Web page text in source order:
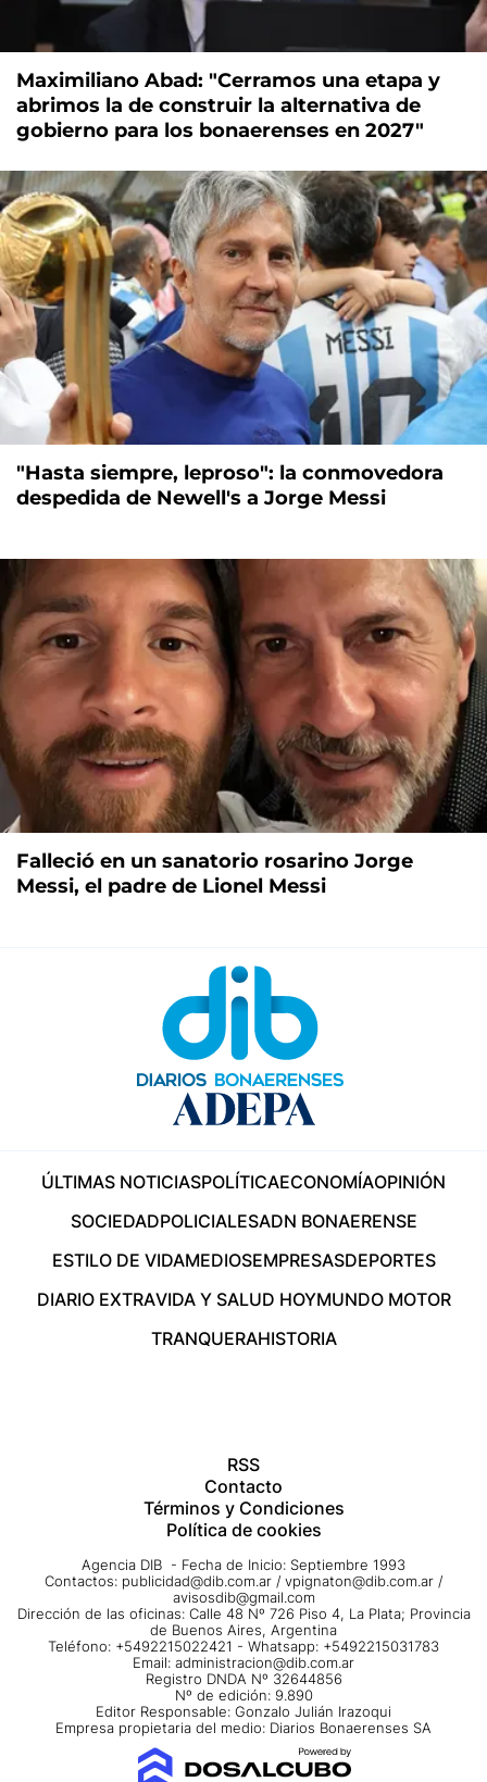
Maximiliano Abad: "Cerramos una etapa y
abrimos la de construir la alternativa de
gobierno para los bonaerenses en 2027"
"Hasta siempre, leproso": la conmovedora
despedida de Newell's a Jorge Messi
Falleció en un sanatorio rosarino Jorge
Messi, el padre de Lionel Messi
ÚLTIMAS NOTICIASPOLÍTICAECONOMÍAOPINIÓN
SOCIEDADPOLICIALESADN BONAERENSE
ESTILO DE VIDAMEDIOSEMPRESASDEPORTES
DIARIO EXTRAVIDA Y SALUD HOYMUNDO MOTOR
TRANQUERAHISTORIA
RSS
Contacto
Términos y Condiciones
Política de cookies
Agencia DIB - Fecha de Inicio: Septiembre 1993
Contactos: publicidad@dib.com.ar / vpignaton@dib.com.ar /
avisosdib@gmail.com
Dirección de las oficinas: Calle 48 Nº 726 Piso 4, La Plata; Provincia
de Buenos Aires, Argentina
Teléfono: +5492215022421 - Whatsapp: +5492215031783
Email: administracion@dib.com.ar
Registro DNDA Nº 32644856
Nº de edición: 9.890
Editor Responsable: Gonzalo Julián Irazoqui
Empresa propietaria del medio: Diarios Bonaerenses SA